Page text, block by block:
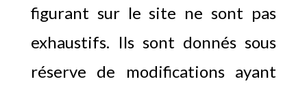
figurant sur le site ne sont pas
exhaustifs. Ils sont donnés sous
réserve de modifications ayant